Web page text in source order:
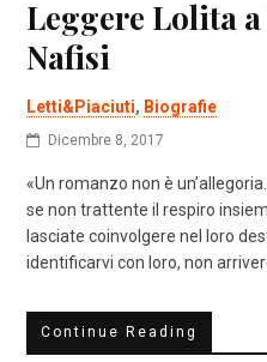
Leggere Lolita
Nafisi
Letti&Piaciuti, Biografie
Dicembre 8, 2017
«Un romanzo non è
se non trattente il respiro
lasciate coinvolgere nel loro
identificarvi con loro, non
Continue Reading